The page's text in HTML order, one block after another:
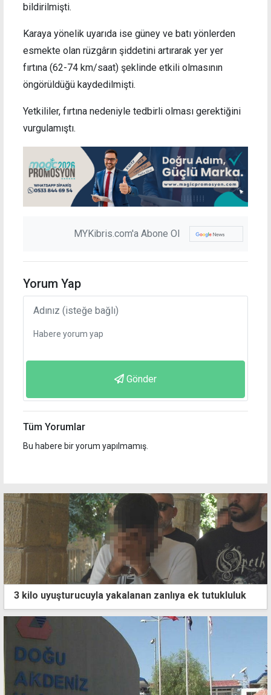
bildirilmişti.
Karaya yönelik uyarıda ise güney ve batı yönlerden
esmekte olan rüzgârın şiddetini artırarak yer yer
fırtına (62-74 km/saat) şeklinde etkili olmasının
öngörüldüğü kaydedilmişti.
Yetkililer, fırtına nedeniyle tedbirli olması gerektiğini
vurgulamıştı.
MYKibris.com'a Abone Ol
Yorum Yap
Gönder
Tüm Yorumlar
Bu habere bir yorum yapılmamış.
3 kilo uyuşturucuyla yakalanan zanlıya ek tutukluluk